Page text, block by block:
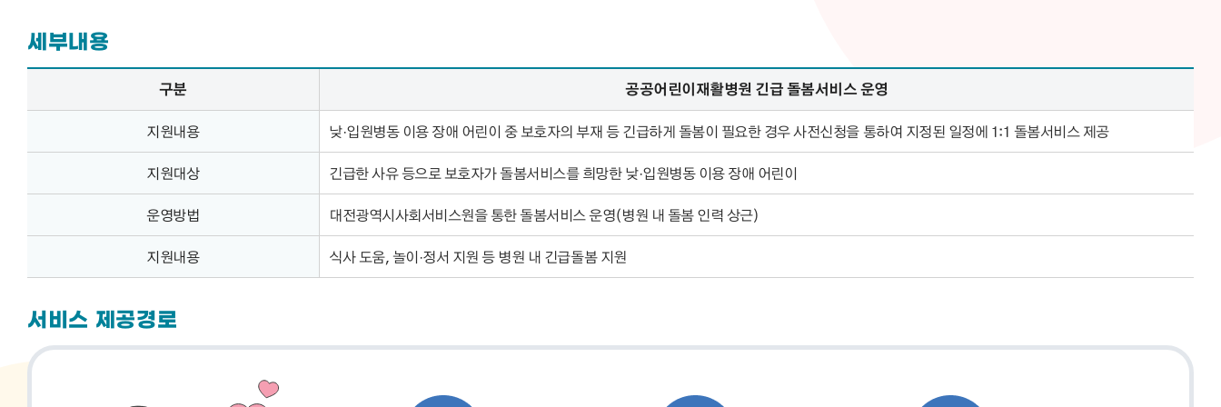
세부내용
세부내용 – 구분, 공공어린이재활병원 긴급 돌봄서비스 운영(안) 정보 제공
구분 공공어린이재활병원 긴급 돌봄서비스 운영
지원내용
낮·입원병동 이용 장애 어린이 중 보호자의 부재 등 긴급하게 돌봄이 필요한 경우 사전신청을 통하여 지정된 일정에 1:1 돌봄서비스 제공
지원대상
긴급한 사유 등으로 보호자가 돌봄서비스를 희망한 낮·입원병동 이용 장애 어린이
운영방법
대전광역시사회서비스원을 통한 돌봄서비스 운영(병원 내 돌봄 인력 상근)
지원내용
식사 도움, 놀이·정서 지원 등 병원 내 긴급돌봄 지원
서비스 제공경로